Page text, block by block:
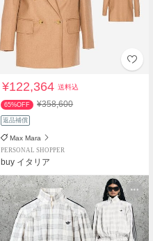
¥122,364送料込
65%OFF ¥358,600
返品補償
Max Mara
PERSONAL SHOPPER
buy イタリア